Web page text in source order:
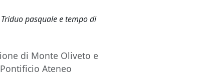
pasquale e tempo di
di Monte Oliveto e
Ateneo